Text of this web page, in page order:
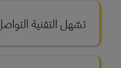
تسّهل التقنية